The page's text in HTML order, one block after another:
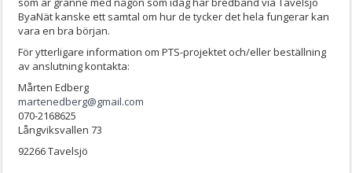
ByaNät kanske ett samtal om hur de tycker det hela fungerar kan
vara en bra början.
För ytterligare information om PTS-projektet och/eller beställning
av anslutning kontakta:
Mårten Edberg
martenedberg@gmail.com
070-2168625
Långviksvallen 73
92266 Tavelsjö